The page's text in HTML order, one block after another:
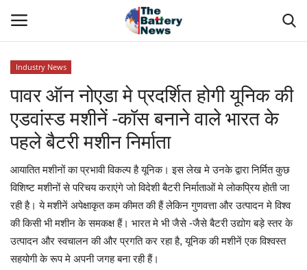
About Us
News & Articles
Technical Info
Govt. Affair
Industry News
पावर ऑन नोएडा मे प्रदर्शित होगी यूनिक की
एडवांस्ड मशीनें -कॉस बनाने वाले भारत के
पहले बैटरी मशीन निर्माता
आयातित मशीनों का प्रभावी विकल्प है यूनिक। इस लेख मे उनके द्वारा निर्मित कुछ
विशिष्ट मशीनों से परिचय कराएंगे जो विदेशी बैटरी निर्माताओं मे लोकप्रिय होती जा
रही है। ये मशीनें अपेक्षाकृत कम कीमत की हैं लेकिन गुणवत्ता और उत्पादन मे विश्व
की किसी भी मशीन के समकक्ष हैं। भारत मे भी जैसे -जैसे बैटरी उद्योग बड़े स्तर के
उत्पादन और स्वचालन की और प्रगति कर रहा है, यूनिक की मशीनें एक विश्वस्त
सहयोगी के रूप मे अपनी जगह बना रही हैं।